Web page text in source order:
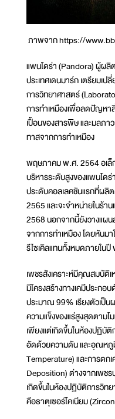
ภาพจาก https://
แพนโดร่า (Pandora) ผู้ผลิ
ประเทศเดนมาร์ก เตรียมเ
การวิทยาศาสตร์
การทำเหมืองเพื่อลดปัญหา
เปื้อนของสารพิษ และมลภา
ทาสจากการทำเหมือง
พฤษภาคม พ.ศ. 2564 อเล็
บริหารระดับสูงของแพนโดร่
ประดับคอลเลคชันแรกที่ผลิ
2565 และจะจำหน่ายในร้า
2568 นอกจากนี้ยังวางแผน
จากการทำเหมือง โดยหันมา
รีไซเคิลแทนทั้งหมดภายใน
เพชรสังเคราะห์มีคุณสมบัติ
มีโครงสร้างทางเคมีประก
ประมาณ 99% เรียงตัวเป็
ความแข็งของแร่สูงสุดตาม
เพียงแต่เกิดขึ้นในห้องปฏิบั
อัดด้วยความดัน และอุณห
Temperature) และการตก
Deposition) ต่างจากเพช
เกิดขึ้นในห้องปฏิบัติการวิท
คือธาตุเซอร์โคเนียม